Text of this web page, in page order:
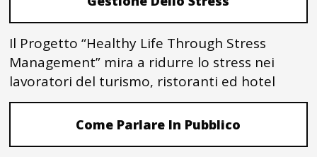
Il Progetto “Healthy Life Through Stress
Management” mira a ridurre lo stress nei
lavoratori del turismo, ristoranti ed hotel
Come Parlare In Pubblico